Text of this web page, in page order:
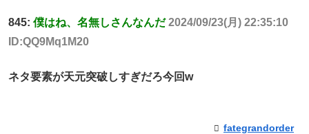
845: 僕はね、名無しさんなんだ 2024/09/23(月) 22:35:10
ID:QQ9Mq1M20
ネタ要素が天元突破しすぎだろ今回w
fategrandorder